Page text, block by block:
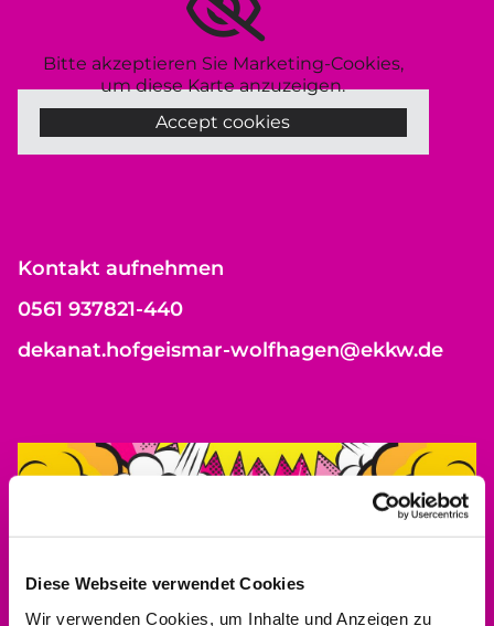
Diese Webseite verwendet Cookies
Wir verwenden Cookies, um Inhalte und Anzeigen zu
Bitte akzeptieren Sie Marketing-Cookies,
um diese Karte anzuzeigen.
Accept cookies
Kontakt aufnehmen
0561 937821-440
dekanat.hofgeismar-wolfhagen@ekkw.de